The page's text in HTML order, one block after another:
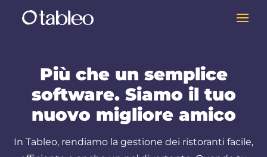
Più che un semplice
software. Siamo il tuo
nuovo migliore amico
In Tableo, rendiamo la gestione dei ristoranti facile,